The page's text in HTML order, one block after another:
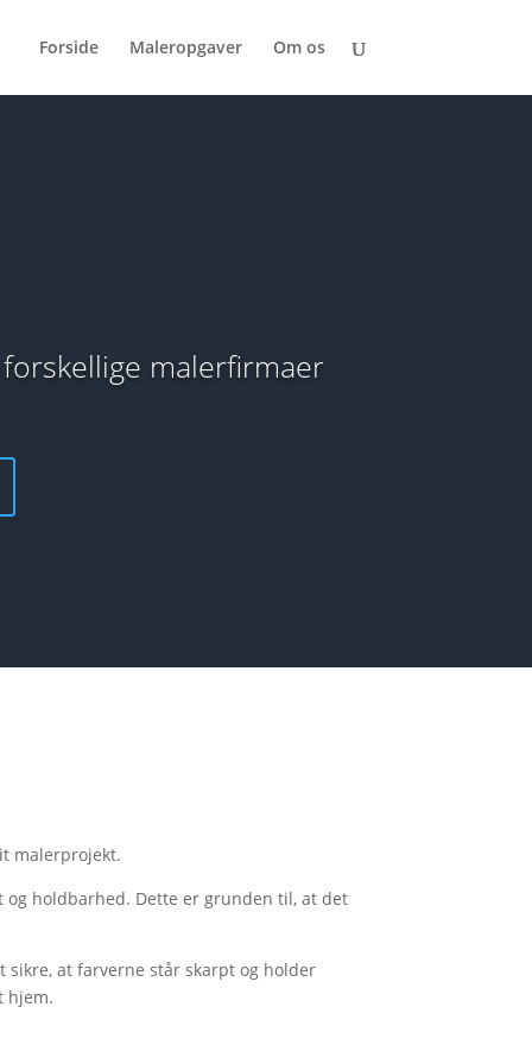
Forside Maleropgaver Om os
malerfirmaer
malerprojekt.
holdbarhed. Dette er grunden til, at det
sikre, at farverne står skarpt og holder
hjem.